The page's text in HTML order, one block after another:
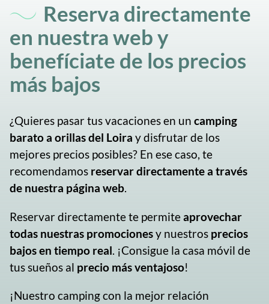
Reserva directamente
en nuestra web y
benefíciate de los precios
más bajos
¿Quieres pasar tus vacaciones en un camping
barato a orillas del Loira y disfrutar de los
mejores precios posibles? En ese caso, te
recomendamos reservar directamente a través
de nuestra página web.
Reservar directamente te permiteaprovechar
todas nuestras promocionesy nuestros precios
bajos en tiempo real. ¡Consigue la casa móvil de
tus sueños al precio más ventajoso!
¡Nuestro camping con la mejor relación